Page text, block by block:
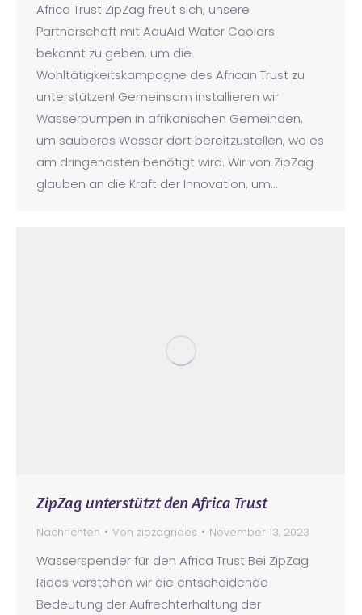
Africa Trust ZipZag freut sich, unsere
Partnerschaft mit AquAid Water Coolers
bekannt zu geben, um die
Wohltätigkeitskampagne des African Trust zu
unterstützen! Gemeinsam installieren wir
Wasserpumpen in afrikanischen Gemeinden,
um sauberes Wasser dort bereitzustellen, wo es
am dringendsten benötigt wird. Wir von ZipZag
glauben an die Kraft der Innovation, um…
ZipZag unterstützt den Africa Trust
Nachrichten Von zipzagrides November 13, 2023
Wasserspender für den Africa Trust Bei ZipZag
Rides verstehen wir die entscheidende
Bedeutung der Aufrechterhaltung der